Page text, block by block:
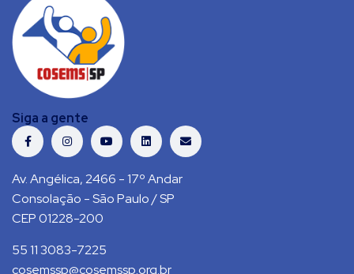
Siga a gente
Av. Angélica, 2466 - 17º Andar
Consolação - São Paulo / SP
CEP 01228-200
55 11 3083-7225
cosemssp@cosemssp.org.br